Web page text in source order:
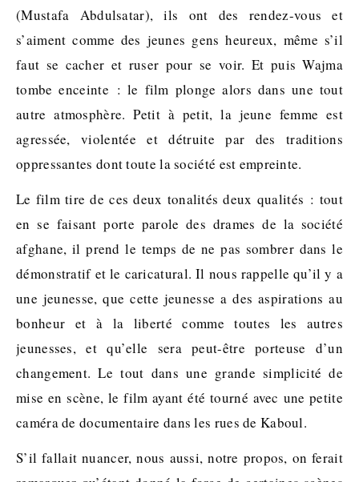
(Mustafa Abdulsatar), ils ont des rendez-vous et
s’aiment comme des jeunes gens heureux, même s’il
faut se cacher et ruser pour se voir. Et puis Wajma
tombe enceinte : le film plonge alors dans une tout
autre atmosphère. Petit à petit, la jeune femme est
agressée, violentée et détruite par des traditions
oppressantes dont toute la société est empreinte.
Le film tire de ces deux tonalités deux qualités : tout
en se faisant porte parole des drames de la société
afghane, il prend le temps de ne pas sombrer dans le
démonstratif et le caricatural. Il nous rappelle qu’il y a
une jeunesse, que cette jeunesse a des aspirations au
bonheur et à la liberté comme toutes les autres
jeunesses, et qu’elle sera peut-être porteuse d’un
changement. Le tout dans une grande simplicité de
mise en scène, le film ayant été tourné avec une petite
caméra de documentaire dans les rues de Kaboul.
S’il fallait nuancer, nous aussi, notre propos, on ferait